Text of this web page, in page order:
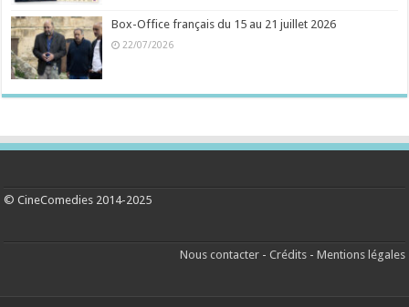
Box-Office français du 15 au 21 juillet 2026
22/07/2026
© CineComedies 2014-2025
Nous contacter- Crédits- Mentions légales